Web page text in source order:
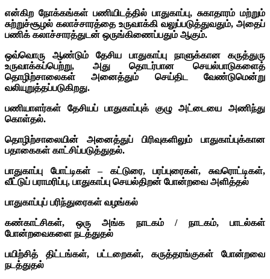
என்கிற நோக்கங்கள் பணியிடத்தில் பாதுகாப்பு, சுகாதாரம் மற்றும்
சுற்றுச்சூழல் கலாச்சாரத்தை உருவாக்கி வலுப்படுத்துவதும், அதைப்
பணிக் கலாச்சாரத்துடன் ஒருங்கிணைப்பதும் ஆகும்.
ஒவ்வொரு ஆண்டும் தேசிய பாதுகாப்பு நாளுக்கான கருத்துரு
உருவாக்கப்பெற்று, அது தொடர்பான செயல்பாடுகளைத்
தொழிற்சாலைகள் அனைத்தும் செய்திட வேண்டுமென்று
வலியுறுத்தப்படுகிறது.
பணியாளர்கள் தேசியப் பாதுகாப்புக் குழு அட்டையை அணிந்து
கொள்தல்.
தொழிற்சாலையின் அனைத்துப் பிரிவுகளிலும் பாதுகாப்புக்கான
பதாகைகள் காட்சிப்படுத்துதல்.
பாதுகாப்பு போட்டிகள் – கட்டுரை, பரப்புரைகள், சுவரொட்டிகள்,
வீட்டுப் பராமரிப்பு, பாதுகாப்பு செயல்திறன் போன்றவை அளித்தல்
பாதுகாப்புப் பரிந்துரைகள் வழங்கல்
கண்காட்சிகள், ஒரு அங்க நாடகம் / நாடகம், பாடல்கள்
போன்றவைகளை நடத்துதல்
பயிற்சித் திட்டங்கள், பட்டறைகள், கருத்தரங்குகள் போன்றவை
நடத்துதல்